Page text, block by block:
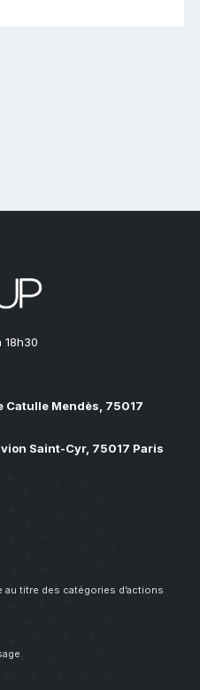
Catulle Mendès, 75017
Saint-Cyr, 75017 Paris
titre des catégories d’actions